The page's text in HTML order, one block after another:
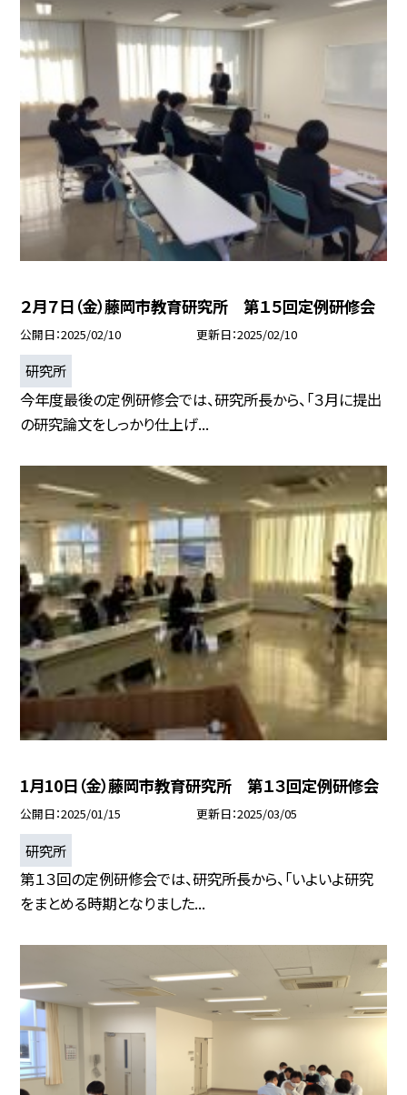
２月７日（金）藤岡市教育研究所 第１５回定例研修会
公開日 2025/02/10 更新日 2025/02/10
研究所
今年度最後の定例研修会では、研究所長から、「３月に提出
の研究論文をしっかり仕上げ...
1月10日（金）藤岡市教育研究所 第１３回定例研修会
公開日 2025/01/15 更新日 2025/03/05
研究所
第１３回の定例研修会では、研究所長から、「いよいよ研究
をまとめる時期となりました...